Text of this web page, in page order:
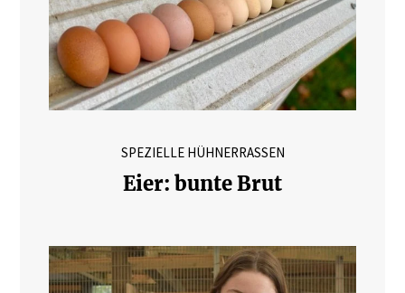
SPEZIELLE HÜHNERRASSEN
Eier: bunte Brut